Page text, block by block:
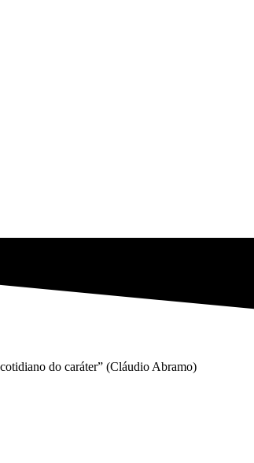
do caráter” (Cláudio Abramo)